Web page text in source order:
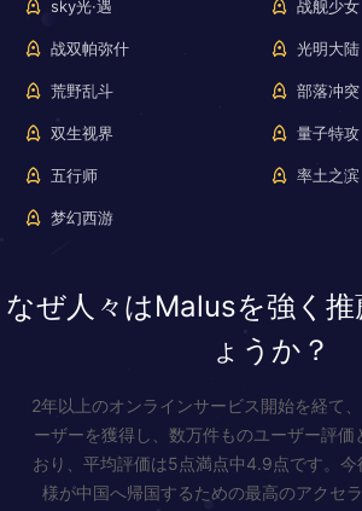
sky光·遇 战舰少女
战双帕弥什 光明大陆
荒野乱斗 部落冲
双生视界 量子特攻
五行师 率土之滨
梦幻西游
なぜ人々はMalusを強く推
ょうか？
2年以上のオンラインサービス開始を経て
ーザーを獲得し、数万件ものユーザー評価
おり、平均評価は5点満点中4.9点です。今
様が中国へ帰国するための最高のアクセ